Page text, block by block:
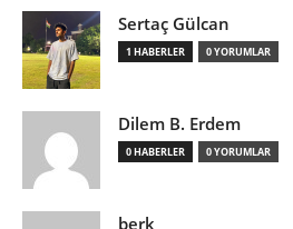
Sertaç Gülcan
1 HABERLER 0 YORUMLAR
Dilem B. Erdem
0 HABERLER 0 YORUMLAR
berk